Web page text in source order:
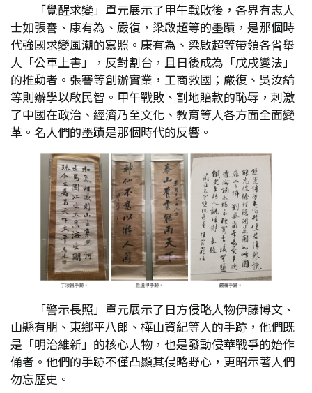
「覺醒求變」單元展示了甲午戰敗後，各界有志人
士如張謇、康有為、嚴復，梁啟超等的墨蹟，是那個時
代強國求變風潮的寫照。康有為、梁啟超等帶領各省舉
人「公車上書」，反對割台，且日後成為「戊戌變法」
的推動者。張謇等創辦實業，工商救國；嚴復、吳汝綸
等則辦學以啟民智。甲午戰敗、割地賠款的恥辱，刺激
了中國在政治、經濟乃至文化、教育等人各方面全面變
革。名人們的墨蹟是那個時代的反響。
「警示長照」單元展示了日方侵略人物伊藤博文、
山縣有朋、東鄉平八郎、樺山資紀等人的手跡，他們既
是「明治維新」的核心人物，也是發動侵華戰爭的始作
俑者。他們的手跡不僅凸顯其侵略野心，更昭示著人們
勿忘歷史。